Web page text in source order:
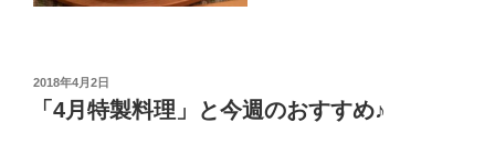
投
2018年4月2日
「4月特製料理」と今週のおすすめ♪